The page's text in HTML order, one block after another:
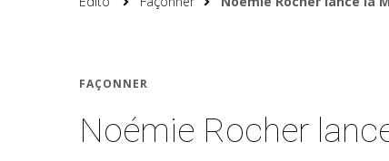
FAÇONNER
Noémie Rocher